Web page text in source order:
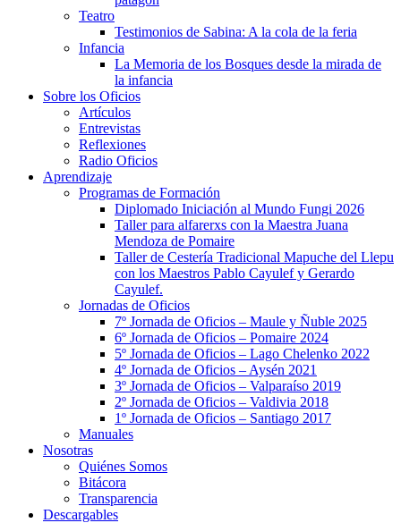
Teatro
Testimonios de Sabina: A la cola de la feria
Infancia
La Memoria de los Bosques desde la mirada de
la infancia
Sobre los Oficios
Artículos
Entrevistas
Reflexiones
Radio Oficios
Aprendizaje
Programas de Formación
Diplomado Iniciación al Mundo Fungi 2026
Taller para alfarerxs con la Maestra Juana
Mendoza de Pomaire
Taller de Cestería Tradicional Mapuche del Llepu
con los Maestros Pablo Cayulef y Gerardo
Cayulef.
Jornadas de Oficios
7º Jornada de Oficios – Maule y Ñuble 2025
6º Jornada de Oficios – Pomaire 2024
5º Jornada de Oficios – Lago Chelenko 2022
4º Jornada de Oficios – Aysén 2021
3º Jornada de Oficios – Valparaíso 2019
2º Jornada de Oficios – Valdivia 2018
1º Jornada de Oficios – Santiago 2017
Manuales
Nosotras
Quiénes Somos
Bitácora
Transparencia
Descargables